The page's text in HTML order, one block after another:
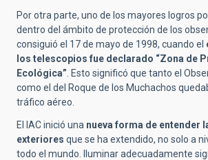
Por otra parte, uno de los mayores logros
dentro del ámbito de protección de los
consiguió el 17 de mayo de 1998, cuando el
los telescopios fue declarado “Zona de
Ecológica” . Esto significó que tanto el
como el del Roque de los Muchachos
tráfico aéreo.
El IAC inició una nueva forma de entender
exteriores que se ha extendido, no solo a
todo el mundo. Iluminar adecuadamente